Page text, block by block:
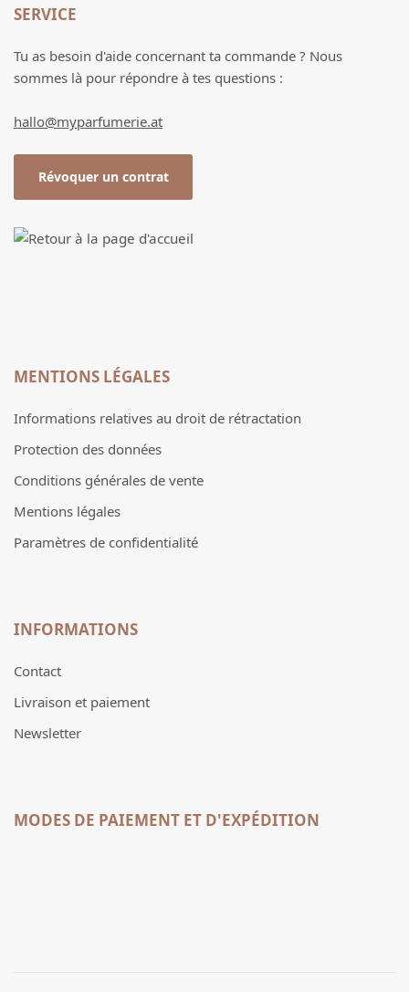
SERVICE
Tu as besoin d'aide concernant ta commande ? Nous
sommes là pour répondre à tes questions :
hallo@myparfumerie.at
Révoquer un contrat
MENTIONS LÉGALES
Informations relatives au droit de rétractation
Protection des données
Conditions générales de vente
Mentions légales
Paramètres de confidentialité
INFORMATIONS
Contact
Livraison et paiement
Newsletter
MODES DE PAIEMENT ET D'EXPÉDITION